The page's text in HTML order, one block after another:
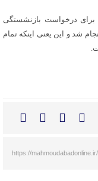
برای درخواست بازنشستگی
وزارت انجام شد و این یعنی اینکه تمام
https://